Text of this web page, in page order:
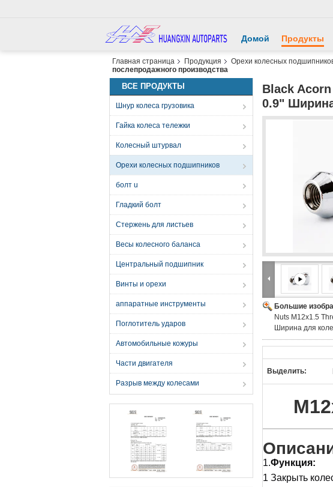
Домой Продукты
Главная страница Продукция Орехи колесных
послепродажного производства
ВСЕ ПРОДУКТЫ
Шнур колеса грузовика
Гайка колеса тележки
Колесный штурвал
Орехи колесных подшипников
болт u
Гладкий болт
Стержень для листьев
Весы колесного баланса
Центральный подшипник
Винты и орехи
аппаратные инструменты
Поглотитель ударов
Автомобильные кожуры
Части двигателя
Разрыв между колесами
Black
0.9"
Большие
Nuts M12x1.5
Ширина для
Выделить:
1.Функция:
1 Закрыть